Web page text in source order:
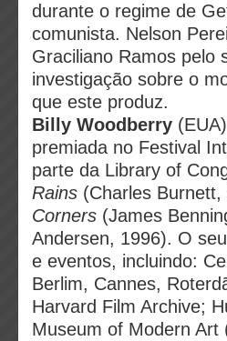
durante o regime de
comunista. Nelson
Graciliano Ramos pelo
investigação sobre o
que este produz.
Billy Woodberry
premiada no Festival
parte da Library of
Rains (Charles
Corners (James
Andersen, 1996). O
e eventos, incluindo:
Berlim, Cannes,
Harvard Film Archive;
Museum of Modern